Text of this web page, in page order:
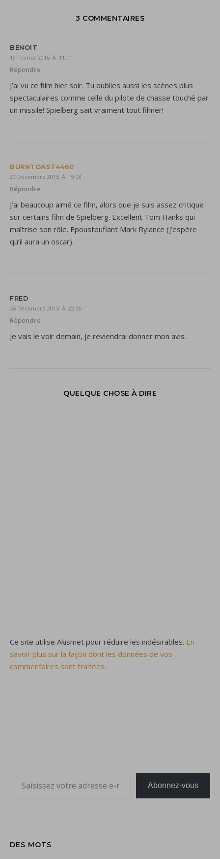
3 COMMENTAIRES
BENOIT
19 Février 2016 À 11:11
Répondre
J’ai vu ce film hier soir. Tu oublies aussi les scènes plus
spectaculaires comme celle du pilote de chasse touché par
un missile! Spielberg sait vraiment tout filmer!
BURNTOAST4460
30 Décembre 2015 À 19:08
Répondre
J’ai beaucoup aimé ce film, alors que je suis assez critique
sur certains film de Spielberg. Excellent Tom Hanks qui
maîtrise son rôle. Epoustouflant Mark Rylance (j’espère
qu’il aura un oscar).
FRED
26 Décembre 2015 À 22:55
Répondre
Je vais le voir demain, je reviendrai donner mon avis.
QUELQUE CHOSE À DIRE
Ce site utilise Akismet pour réduire les indésirables. En
savoir plus sur la façon dont les données de vos
commentaires sont traitées.
Abonnez-vous
DES MOTS